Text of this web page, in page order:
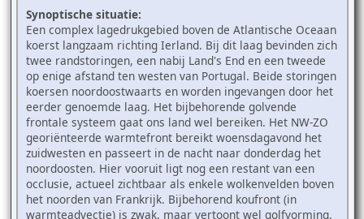
Synoptische situatie:
Een complex lagedrukgebied boven de Atlantische Oceaan
koerst langzaam richting Ierland. Bij dit laag bevinden zich
twee randstoringen, een nabij Land's End en een tweede
op enige afstand ten westen van Portugal. Beide storingen
koersen noordoostwaarts en worden ingevangen door het
eerder genoemde laag. Het bijbehorende golvende
frontale systeem gaat ons land wel bereiken. Het NW-ZO
georiënteerde warmtefront bereikt woensdagavond het
zuidwesten en passeert in de nacht naar donderdag het
noordoosten. Hier vooruit ligt nog een restant van een
occlusie, actueel zichtbaar als enkele wolkenvelden boven
het noorden van Frankrijk. Bijbehorend koufront (in
warmteadvectie) is zwak, maar vertoont wel golfvorming.